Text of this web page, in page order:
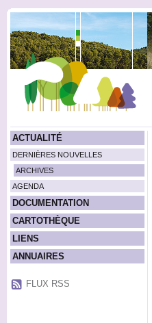
ACTUALITÉ
DERNIÈRES NOUVELLES
ARCHIVES
AGENDA
DOCUMENTATION
CARTOTHÈQUE
LIENS
ANNUAIRES
FLUX RSS